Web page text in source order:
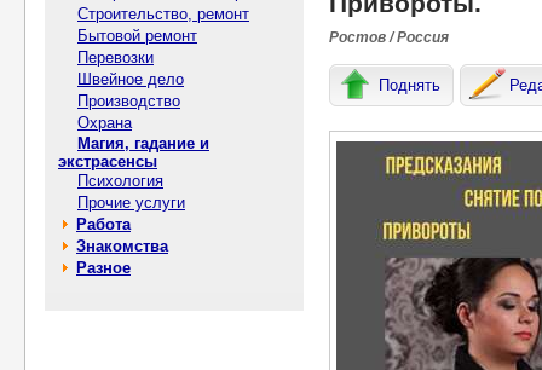
Строительство, ремонт
Бытовой ремонт
Перевозки
Швейное дело
Производство
Охрана
Магия, гадание и
экстрасенсы
Психология
Прочие услуги
Работа
Знакомства
Разное
Ростов / Россия
Поднять